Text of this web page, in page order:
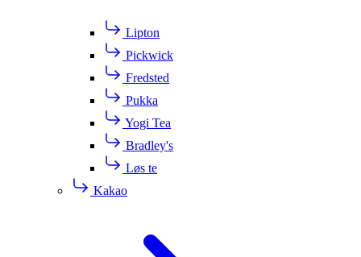
Lipton
Pickwick
Fredsted
Pukka
Yogi Tea
Bradley's
Løs te
Kakao